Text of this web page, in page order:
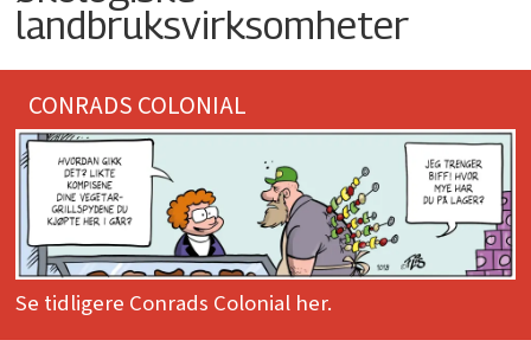
landbruksvirksomheter
CONRADS COLONIAL
Se tidligere Conrads Colonial her.